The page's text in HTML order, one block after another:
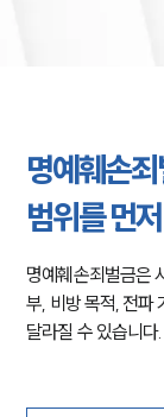
명예훼손
범위를 먼
명예훼손죄벌금은
부, 비방 목적, 전파
달라질 수 있습니다.